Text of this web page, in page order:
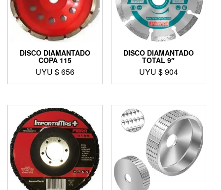
DISCO DIAMANTADO
COPA 115
UYU $656
DISCO DIAMANTADO
TOTAL 9″
UYU $904